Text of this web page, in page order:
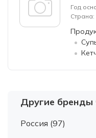
Год
Страна:
Другие бренды
Россия (97)